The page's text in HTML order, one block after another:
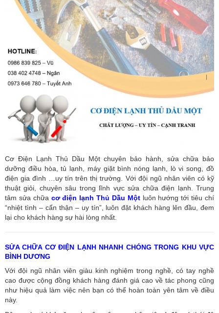
Cơ Điện Lạnh Thủ Dầu Một chuyên bảo hành, sửa chữa bảo
dưỡng điều hòa, tủ lạnh, máy giặt bình nóng lạnh, lò vi song, đồ
điện gia đình …uy tín trên thị trường. Với đội ngũ nhân viên có kỹ
thuật giỏi, chuyên sâu trong lĩnh vực sửa chữa điện lạnh. Trung
tâm sửa chữa cơ điện lạnh Thủ Dầu Mộtluôn hướng tới tiêu chí
“nhiệt tình – cẩn thận – uy tín”, luôn đặt khách hàng lên đầu, đem
lại cho khách hàng sự hài lòng nhất.
SỬA CHỮA CƠ ĐIỆN LẠNH NHANH CHÓNG TRONG KHU VỰC
BÌNH DƯƠNG
Với đội ngũ nhân viên giàu kinh nghiệm trong nghề, có tay nghề
cao được cộng đồng khách hàng đánh giá cao về tác phong cũng
như hiệu quả làm việc nên bạn có thể hoàn toàn yên tâm về điều
này.